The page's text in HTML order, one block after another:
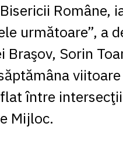
Române,
următoare”, a
Braşov, Sorin
între
Mijloc.